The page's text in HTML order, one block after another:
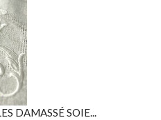
DAMASSÉ SOIE...